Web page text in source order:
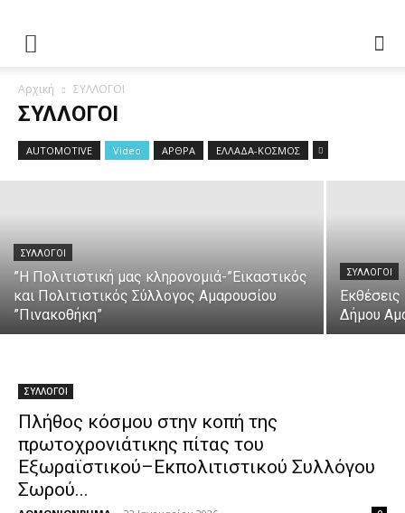
Αρχική ΣΥΛΛΟΓΟΙ
ΣΥΛΛΟΓΟΙ
AUTOMOTIVE Video ΑΡΘΡΑ ΕΛΛΑΔΑ-ΚΟΣΜΟΣ
ΣΥΛΛΟΓΟΙ
Πολύ επιτυχημένη η καλοκαιρινή
συνεστίαση της Ένωσης
Πελοποννησίων Αμαρουσίου
ΑΘΜΟΝΙΟΝΒΗΜΑ - 11 Ιουνίου 2026
ΣΥΛΛΟΓΟΙ
”Η Πολιτιστική μας κληρονομιά-”Εικαστικός
και Πολιτιστικός Σύλλογος Αμαρουσίου
”Πινακοθήκη”
ΣΥΛΛΟΓΟΙ
Δήμου
ΣΥΛΛΟΓΟΙ
Πλήθος κόσμου στην κοπή της
πρωτοχρονιάτικης πίτας του
Εξωραϊστικού–Εκπολιτιστικού Συλλόγου
Σωρού...